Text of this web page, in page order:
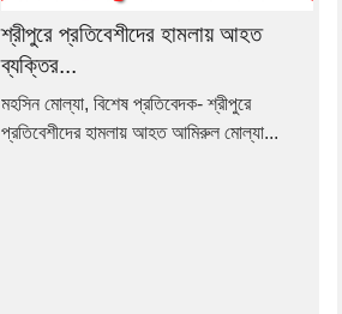
শ্রীপুরে প্রতিবেশীদের হামলায় আহত
ব্যক্তির...
মহসিন মোল্যা, বিশেষ প্রতিবেদক- শ্রীপুরে
প্রতিবেশীদের হামলায় আহত আমিরুল মোল্যা...